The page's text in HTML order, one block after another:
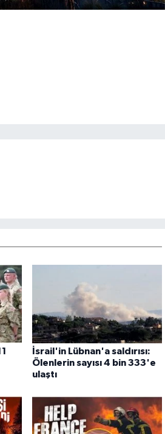
İsrail'in Lübnan'a saldırısı:
Ölenlerin sayısı 4 bin 333'e
ulaştı